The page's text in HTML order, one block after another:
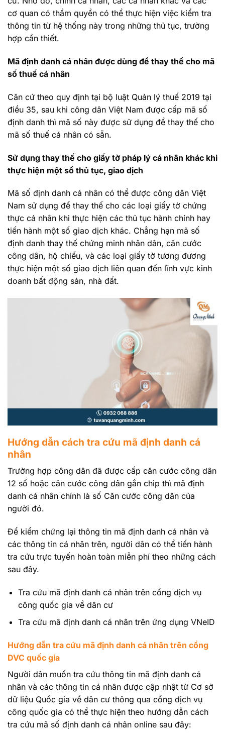
cơ quan có thẩm quyền có thể thực hiện việc kiểm tra
thông tin từ hệ thống này trong những thủ tục, trường
hợp cần thiết.
Mã định danh cá nhân được dùng để thay thế cho mã
số thuế cá nhân
Căn cứ theo quy định tại bộ luật Quản lý thuế 2019 tại
điều 35, sau khi công dân Việt Nam được cấp mã số
định danh thì mã số này được sử dụng để thay thế cho
mã số thuế cá nhân có sẵn.
Sử dụng thay thế cho giấy tờ pháp lý cá nhân khác khi
thực hiện một số thủ tục, giao dịch
Mã số định danh cá nhân có thể được công dân Việt
Nam sử dụng để thay thế cho các loại giấy tờ chứng
thực cá nhân khi thực hiện các thủ tục hành chính hay
tiến hành một số giao dịch khác. Chẳng hạn mã số
định danh thay thế chứng minh nhân dân, căn cước
công dân, hộ chiếu, và các loại giấy tờ tương đương
thực hiện một số giao dịch liên quan đến lĩnh vực kinh
doanh bất động sản, nhà đất.
Hướng dẫn cách tra cứu mã định danh cá
nhân
Trường hợp công dân đã được cấp căn cước công dân
12 số hoặc căn cước công dân gắn chip thì mã định
danh cá nhân chính là số Căn cước công dân của
người đó.
Để kiểm chứng lại thông tin mã định danh cá nhân và
các thông tin cá nhân trên, người dân có thể tiến hành
tra cứu trực tuyến hoàn toàn miễn phí theo những cách
sau đây.
Tra cứu mã định danh cá nhân trên cổng dịch vụ
công quốc gia về dân cư
Tra cứu mã định danh cá nhân trên ứng dụng VNeID
Hướng dẫn tra cứu mã định danh cá nhân trên cổng
DVC quốc gia
Người dân muốn tra cứu thông tin mã định danh cá
nhân và các thông tin cá nhân được cập nhật từ Cơ sở
dữ liệu Quốc gia về dân cư thông qua cổng dịch vụ
công quốc gia có thể thực hiện theo hướng dẫn cách
tra cứu mã số định danh cá nhân online sau đây: